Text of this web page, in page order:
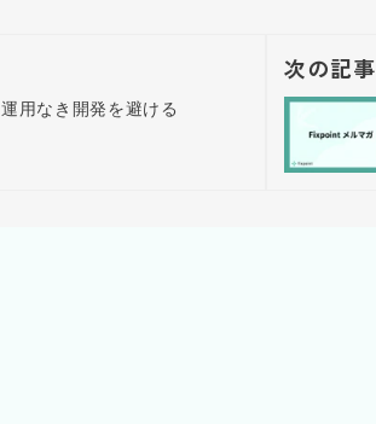
運用なき開発を避ける
次の記事